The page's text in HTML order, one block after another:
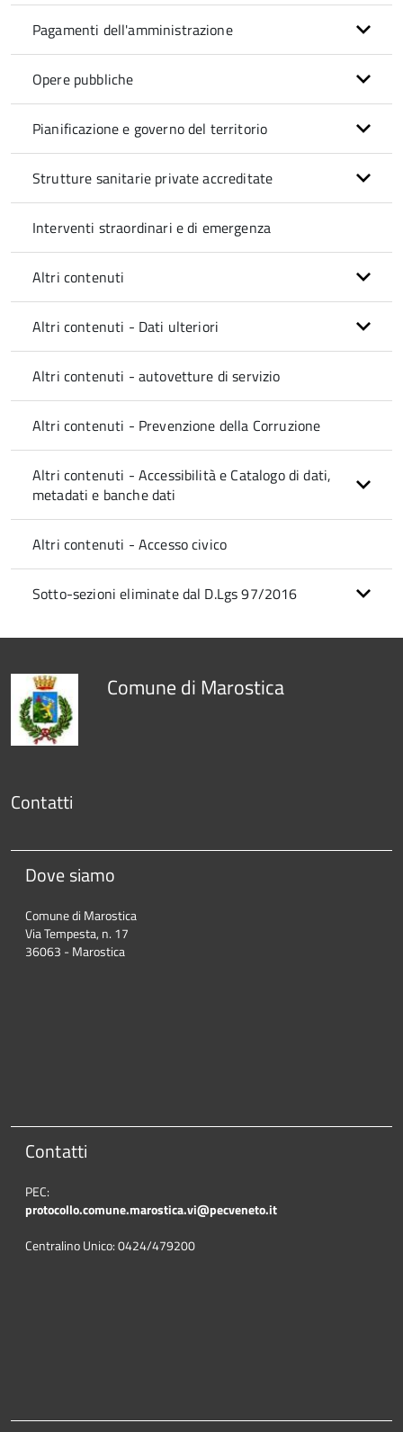
Pagamenti dell'amministrazione
Opere pubbliche
Pianificazione e governo del territorio
Strutture sanitarie private accreditate
Interventi straordinari e di emergenza
Altri contenuti
Altri contenuti - Dati ulteriori
Altri contenuti - autovetture di servizio
Altri contenuti - Prevenzione della Corruzione
Altri contenuti - Accessibilità e Catalogo di dati,
metadati e banche dati
Altri contenuti - Accesso civico
Sotto-sezioni eliminate dal D.Lgs 97/2016
Comune di Marostica
Contatti
Dove siamo
Comune di Marostica
Via Tempesta, n. 17
36063 - Marostica
Contatti
PEC:
protocollo.comune.marostica.vi@pecveneto.it
Centralino Unico: 0424/479200